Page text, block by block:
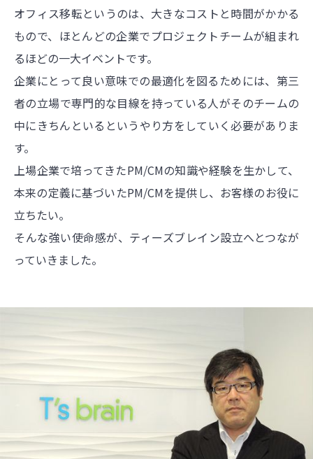
オフィス移転というのは、大きなコストと時間がかかる
もので、ほとんどの企業でプロジェクトチームが組まれ
るほどの一大イベントです。
企業にとって良い意味での最適化を図るためには、第三
者の立場で専門的な目線を持っている人がそのチームの
中にきちんといるというやり方をしていく必要がありま
す。
上場企業で培ってきたPM/CMの知識や経験を生かして、
本来の定義に基づいたPM/CMを提供し、お客様のお役に
立ちたい。
そんな強い使命感が、ティーズブレイン設立へとつなが
っていきました。